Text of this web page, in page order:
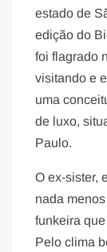
estado de
edição do
foi flagrado
visitando e
uma
de luxo,
Paulo.
O ex-sister,
nada
funkeira
Pelo clima